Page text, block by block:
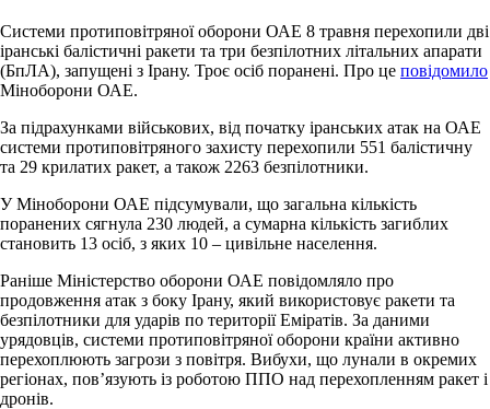
Системи протиповітряної оборони ОАЕ 8 травня перехопили дві
іранські балістичні ракети та три безпілотних літальних апарати
(БпЛА), запущені з Ірану. Троє осіб поранені. Про це повідомило
Міноборони ОАЕ.
За підрахунками військових, від початку іранських атак на ОАЕ
системи протиповітряного захисту перехопили 551 балістичну
та 29 крилатих ракет, а також 2263 безпілотники.
У Міноборони ОАЕ підсумували, що загальна кількість
поранених сягнула 230 людей, а сумарна кількість загиблих
становить 13 осіб, з яких 10 – цивільне населення.
Раніше Міністерство оборони ОАЕ повідомляло про
продовження атак з боку Ірану, який використовує ракети та
безпілотники для ударів по території Еміратів. За даними
урядовців, системи протиповітряної оборони країни активно
перехоплюють загрози з повітря. Вибухи, що лунали в окремих
регіонах, пов’язують із роботою ППО над перехопленням ракет і
дронів.